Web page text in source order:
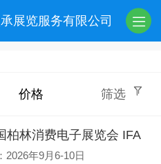
展览服务有限公司
价格 筛选
柏林消费电子展览会 IFA
2026年9月6-10日